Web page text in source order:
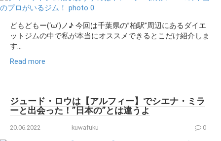
どもどもー(‘ω’)ノ♪ 今回は千葉県の”柏駅”周辺にあるダイエ
ットジムの中で私が本当にオススメできるとこだけ紹介しま
す...
Read more
ジュード・ロウは【アルフィー】でシエナ・ミラ
ーと出会った！”日本の”とは違うよ
20.06.2022 kuwafuku 0